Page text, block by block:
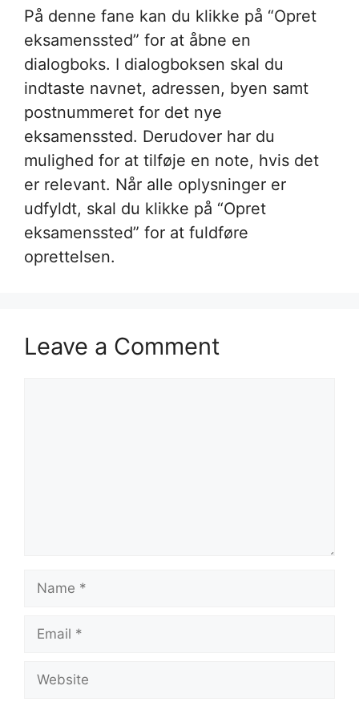
På denne fane kan du klikke på “Opret
eksamenssted” for at åbne en
dialogboks. I dialogboksen skal du
indtaste navnet, adressen, byen samt
postnummeret for det nye
eksamenssted. Derudover har du
mulighed for at tilføje en note, hvis det
er relevant. Når alle oplysninger er
udfyldt, skal du klikke på “Opret
eksamenssted” for at fuldføre
oprettelsen.
Leave a Comment